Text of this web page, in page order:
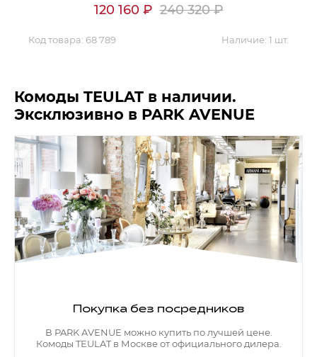
120 160 ₽ 240 320₽
Код товара: 68 789 Наличие: 1 шт.
Комоды TEULAT в наличии.
Эксклюзивно в PARK AVENUE
Покупка без посредников
В PARK AVENUE можно купить по лучшей цене.
Комоды TEULAT в Москве от официального дилера.